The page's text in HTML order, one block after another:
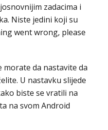
zadacima i
Niste jedini koji su
went wrong, please
morate da nastavite da
U nastavku slijede
biste se vratili na
na svom Android